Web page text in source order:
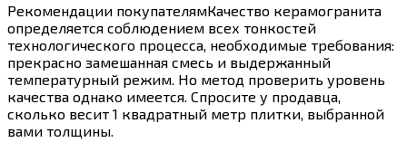
Рекомендации покупателямКачество керамогранита
определяется соблюдением всех тонкостей
технологического процесса, необходимые требования:
прекрасно замешанная смесь и выдержанный
температурный режим. Но метод проверить уровень
качества однако имеется. Спросите у продавца,
сколько весит 1 квадратный метр плитки, выбранной
вами толщины.